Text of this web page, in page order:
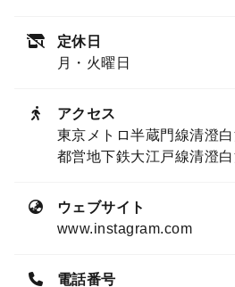
定休日
月・火曜日
アクセス
東京メトロ半蔵門線清澄
都営地下鉄大江戸線清澄
ウェブサイト
www.instagram.com
電話番号